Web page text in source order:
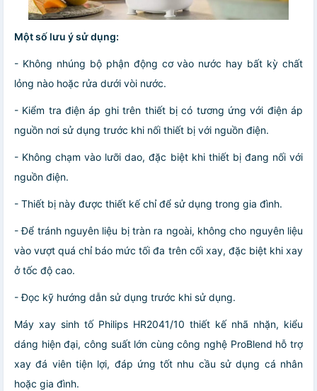
Một số lưu ý sử dụng:
- Không nhúng bộ phận động cơ vào nước hay bất kỳ chất
lỏng nào hoặc rửa dưới vòi nước.
- Kiểm tra điện áp ghi trên thiết bị có tương ứng với điện áp
nguồn nơi sử dụng trước khi nối thiết bị với nguồn điện.
- Không chạm vào lưỡi dao, đặc biệt khi thiết bị đang nối với
nguồn điện.
- Thiết bị này được thiết kế chỉ để sử dụng trong gia đình.
- Để tránh nguyên liệu bị tràn ra ngoài, không cho nguyên liệu
vào vượt quá chỉ báo mức tối đa trên cối xay, đặc biệt khi xay
ở tốc độ cao.
- Đọc kỹ hướng dẫn sử dụng trước khi sử dụng.
Máy xay sinh tố Philips HR2041/10 thiết kế nhã nhặn, kiểu
dáng hiện đại, công suất lớn cùng công nghệ ProBlend hỗ trợ
xay đá viên tiện lợi, đáp ứng tốt nhu cầu sử dụng cá nhân
hoặc gia đình.